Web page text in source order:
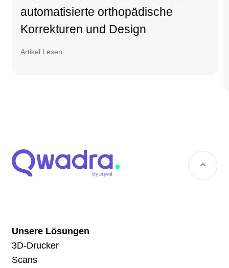
automatisierte orthopädische
Korrekturen und Design
Artikel Lesen
Unsere Lösungen
3D-Drucker
Scans